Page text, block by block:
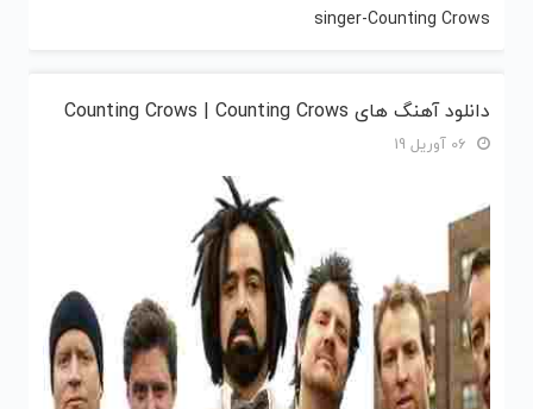
singer-Counting Crows
دانلود آهنگ های Counting Crows | Counting Crows